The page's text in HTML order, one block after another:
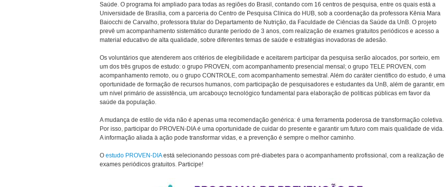
Saúde. O programa foi ampliado para todas as regiões do Brasil, contando com 16 centros de pesquisa, entre os quais está a
Universidade de Brasília, com a parceria do Centro de Pesquisa Clínica do HUB, sob a coordenação da professora Kênia Mara
Baiocchi de Carvalho, professora titular do Departamento de Nutrição, da Faculdade de Ciências da Saúde da UnB. O projeto
prevê um acompanhamento sistemático durante período de 3 anos, com realização de exames gratuitos periódicos e acesso a
material educativo de alta qualidade, sobre diferentes temas de saúde e estratégias inovadoras de adesão.
Os voluntários que atenderem aos critérios de elegibilidade e aceitarem participar da pesquisa serão alocados, por sorteio, em
um dos três grupos de estudo: o grupo PROVEN, com acompanhamento presencial mensal; o grupo TELE PROVEN, com
acompanhamento remoto, ou o grupo CONTROLE, com acompanhamento semestral. Além do caráter científico do estudo, é uma
oportunidade de formação de recursos humanos, com participação de pesquisadores e estudantes da UnB, além de garantir, em
um nível primário de assistência, um arcabouço tecnológico fundamental para elaboração de políticas públicas em favor da
saúde da população.
A mudança de estilo de vida não é apenas uma recomendação genérica: é uma ferramenta poderosa de transformação coletiva.
Por isso, participar do PROVEN-DIA é uma oportunidade de cuidar do presente e garantir um futuro com mais qualidade de vida.
A informação aliada à ação pode transformar vidas, e a prevenção é sempre o melhor caminho.
O estudo PROVEN-DIAestá selecionando pessoas com pré-diabetes para o acompanhamento profissional, com a realização de
exames periódicos gratuitos. Participe!